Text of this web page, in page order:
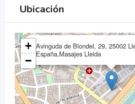
Ubicación
Avinguda de Blondel, 29, 25002
España,Masajes Lleida
+
−